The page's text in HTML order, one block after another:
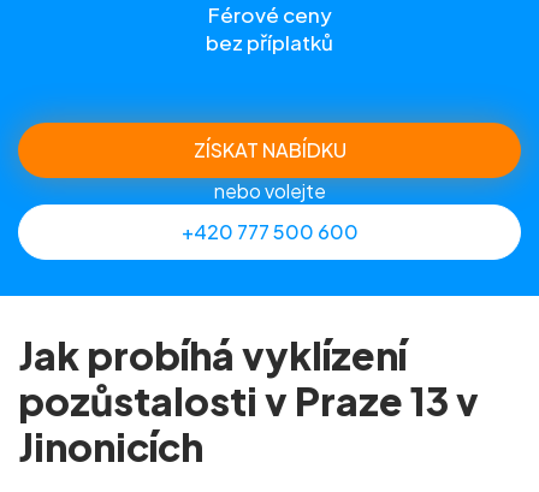
Férové ceny
bez příplatků
ZÍSKAT NABÍDKU
nebo volejte
+420 777 500 600
Jak probíhá vyklízení
pozůstalosti v Praze 13 v
Jinonicích